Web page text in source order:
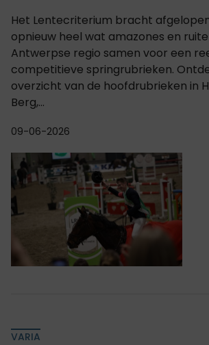
Het Lentecriterium bracht
opnieuw heel wat amazones en
Antwerpse regio samen voor een
competitieve springrubrieken.
overzicht van de hoofdrubrieken in
Berg,...
09-06-2026
VARIA